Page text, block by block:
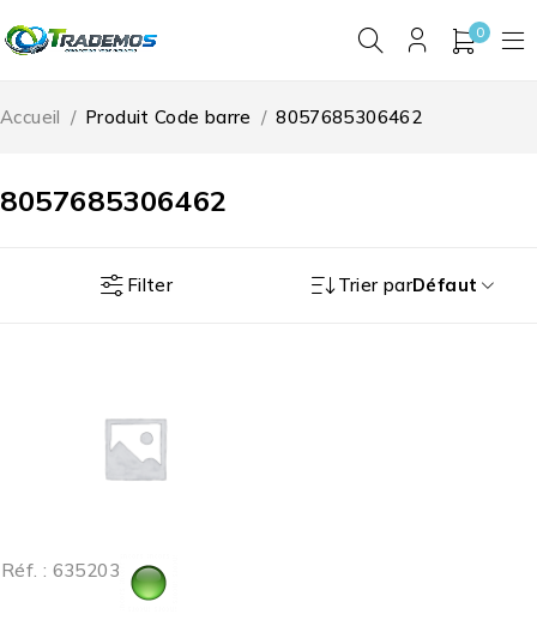
0
8057685306462
Accueil / Produit Code barre / 8057685306462
Filter Trier parDéfaut
Réf. : 635203